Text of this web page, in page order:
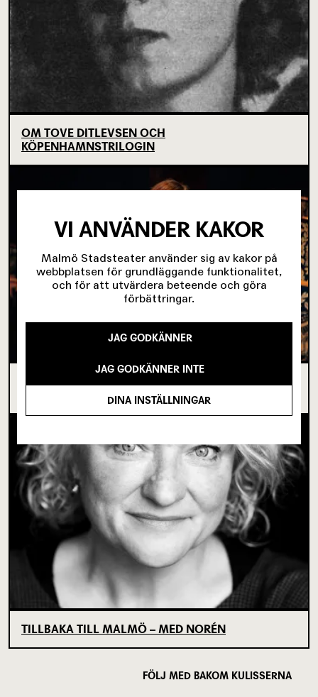
OM TOVE DITLEVSEN OCH
KÖPENHAMNSTRILOGIN
SOM ÄNNU INTE BÖRJAT
TILLBAKA TILL MALMÖ – MED NORÉN
FÖLJ MED BAKOM KULISSERNA
VI ANVÄNDER KAKOR
Malmö Stadsteater använder sig av kakor på
webbplatsen för grundläggande funktionalitet,
och för att utvärdera beteende och göra
förbättringar.
JAG GODKÄNNER
JAG GODKÄNNER INTE
DINA INSTÄLLNINGAR